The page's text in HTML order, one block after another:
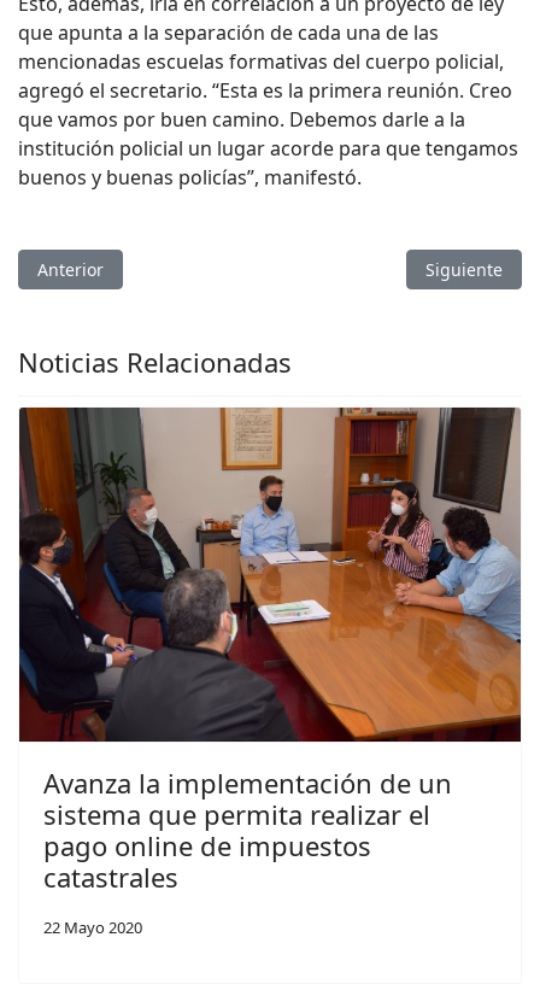
que apunta a la separación de cada una de las
mencionadas escuelas formativas del cuerpo policial,
agregó el secretario. “Esta es la primera reunión. Creo
que vamos por buen camino. Debemos darle a la
institución policial un lugar acorde para que tengamos
buenos y buenas policías”, manifestó.
Artículo anterior: El Ministerio de Vivienda asumió el
Anterior Artículo
Siguiente
Noticias Relacionadas
Avanza la implementación de un
sistema que permita realizar el
pago online de impuestos
catastrales
22 Mayo 2020